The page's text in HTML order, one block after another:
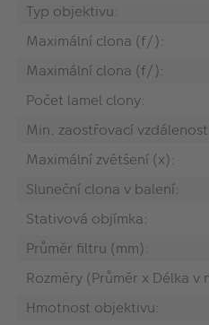
Typ objektivu:
Maximální clona (f/):
Maximální clona (f/):
Počet lamel clony:
Min. zaostřovací
Maximální zvětšení (x):
Sluneční clona v balení:
Stativová objímka:
Průměr filtru (mm):
Rozměry (Průměr x Délka v
Hmotnost objektivu: